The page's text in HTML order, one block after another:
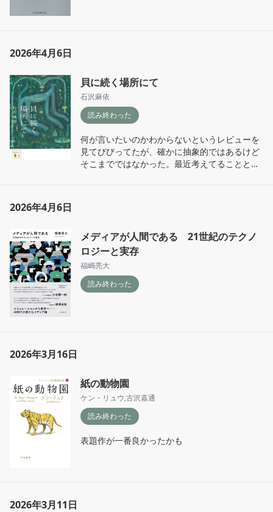
2026年4月6日
貝に続く場所にて
石沢麻依
読み終わった
何が言いたいのかわからないというレビューを
見てびびってたが、確かに抽象的ではあるけど
そこまでではなかった。最近考えてることと似
失」と呼ばれるが、とても厳しく的を射たワー
ドだと思う
幸いそういった経験は自分にはまだないが、も
しこの先誰かと破滅的な別れをした時、距離を
誤魔化さずに向き合い、そして手を離すことが
2026年4月6日
メディアが人間である 21世紀のテクノ
ロジーと実存
福嶋亮大
読み終わった
2026年3月16日
紙の動物園
ケン・リュウ,古沢嘉通
読み終わった
表題作が一番良かったかも
2026年3月11日